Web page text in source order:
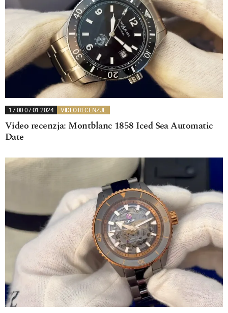
17:00 07.01.2024 VIDEO RECENZJE
Video recenzja: Montblanc 1858 Iced Sea Automatic
Date